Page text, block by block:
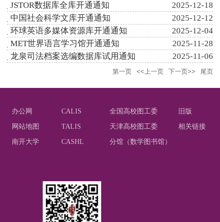
JSTOR数据库全库开通通知
2025-12-18
中国社会科学文库开通通知
2025-12-12
环球英语多媒体资源库开通通知
2025-12-04
MET世界语言学习馆开通通知
2025-11-28
龙泉司法档案选编数据库试用通知
2025-11-06
第一页 <<上一页 下一页>> 尾页
办公网 CALIS 全国高校图工委 旧版
网站地图 TALIS 天津高校图工委 相关链接
南开大学 CASHL 分馆（数学图书馆）